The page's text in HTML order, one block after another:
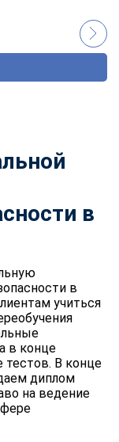
в
в
учиться
в конце
В конце
диплом
на ведение